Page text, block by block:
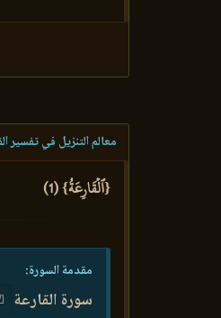
معالم التنزيل في تفسير
{ٱلۡقَارِعَةُ} (1)
مقدمة السورة:
سورة القارعة